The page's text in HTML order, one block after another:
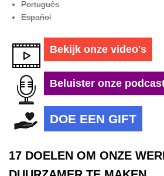
Português
Español
Bekijk onze video's
Beluister onze
DOE EEN GIFT
17 DOELEN OM ONZE